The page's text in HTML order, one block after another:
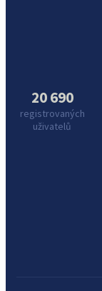
20 690
registrovaných
uživatelů